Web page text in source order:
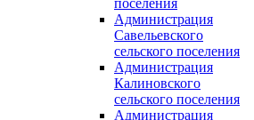
поселения
Администрация
Савельевского
сельского поселения
Администрация
Калиновского
сельского поселения
Администрация